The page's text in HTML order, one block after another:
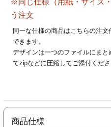
印刷
印刷
ファイル印刷
ァイル印刷
※同じ仕様（用紙・サイズ
う注文
同一な仕様の商品はこちらの注
できます。
デザインは一つのファイルにま
てzipなどに圧縮してご添付くださ
商品仕様